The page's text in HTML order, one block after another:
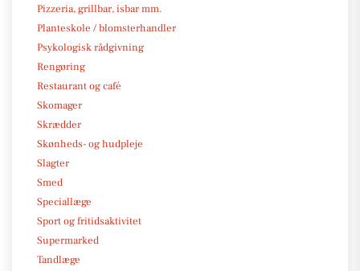
Pizzeria, grillbar, isbar mm.
Planteskole / blomsterhandler
Psykologisk rådgivning
Rengøring
Restaurant og café
Skomager
Skrædder
Skønheds- og hudpleje
Slagter
Smed
Speciallæge
Sport og fritidsaktivitet
Supermarked
Tandlæge